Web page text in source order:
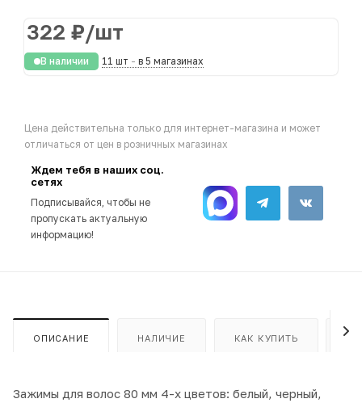
322 ₽/шт
В наличии 11 шт - в 5 магазинах
Цена действительна только для интернет-магазина и может
отличаться от цен в розничных магазинах
Ждем тебя в наших соц.
сетях
Подписывайся, чтобы не
пропускать актуальную
информацию!
ОПИСАНИЕ НАЛИЧИЕ КАК КУПИТЬ
Зажимы для волос 80 мм 4-х цветов: белый, черный,